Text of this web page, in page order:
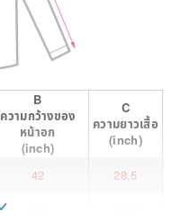
B
ความกว้างของ
หน้าอก
(inch)
C
ความยาวเสื้อ
(inch)
42 28.5